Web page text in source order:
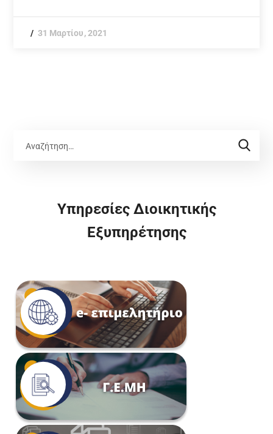
31 Μαρτίου, 2021
Υπηρεσίες Διοικητικής
Εξυπηρέτησης